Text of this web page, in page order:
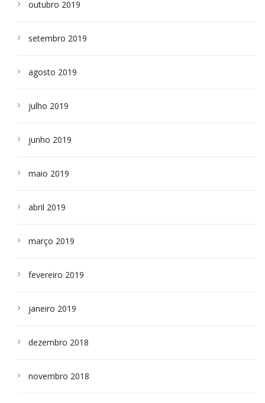
outubro 2019
setembro 2019
agosto 2019
julho 2019
junho 2019
maio 2019
abril 2019
março 2019
fevereiro 2019
janeiro 2019
dezembro 2018
novembro 2018